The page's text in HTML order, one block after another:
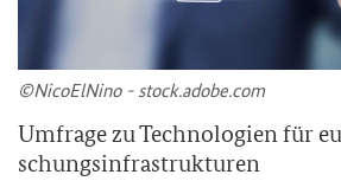
©Ni­co­ElNi­no - stock.adobe.com
Um­fra­ge zu Tech­no­lo­gien für
schungs­in­fra­struk­tu­ren